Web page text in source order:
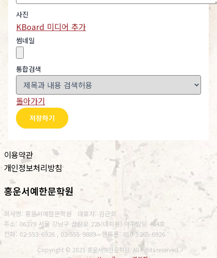
사진
KBoard 미디어 추가
썸네일
통합검색
돌아가기
저장하기
이용약관
개인정보처리방침
홍운서예한문학원
회사명: 홍운서예한문학원 대표자: 김근회
주소: 06279 서울 강남구 삼성로 225(대치동) 아주빌딩 404호
전화: 02-553-6926 , 02-555-9889 핸드폰: 010-5265-6926
Copyright © 2025 홍운서예한문학원. All rights reserved.